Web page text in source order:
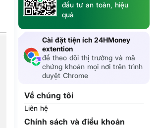
đầu tư an toàn, hiệu
quả
Cài đặt tiện ích 24HMoney
extention
để theo dõi thị trường và mã
chứng khoán mọi nơi trên trình
duyệt Chrome
Về chúng tôi
Liên hệ
Chính sách và điều khoản